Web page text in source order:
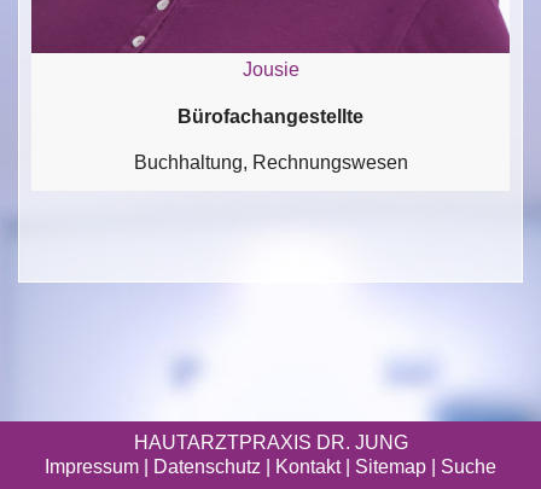
Jousie
Bürofachangestellte
Buchhaltung, Rechnungswesen
HAUTARZTPRAXIS DR. JUNG
Impressum
Datenschutz | Kontakt | Sitemap Suche